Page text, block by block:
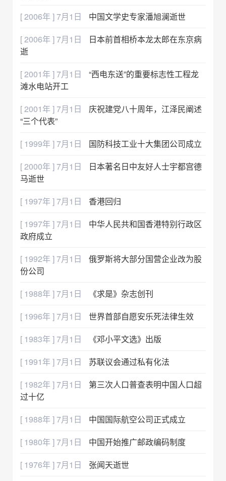
[ 2006年 ] 7月1日
中国文学史专家潘旭澜逝世
[ 2006年 ] 7月1日
日本前首相桥本龙太郎在东京病
逝
[ 2001年 ] 7月1日
“西电东送”的重要标志性工程龙
滩水电站开工
[ 2001年 ] 7月1日
庆祝建党八十周年，江泽民阐述
“三个代表”
[ 1999年 ] 7月1日
国防科技工业十大集团公司成立
[ 2000年 ] 7月1日
日本著名日中友好人士宇都宫德
马逝世
[ 1997年 ] 7月1日
香港回归
[ 1997年 ] 7月1日
中华人民共和国香港特别行政区
政府成立
[ 1992年 ] 7月1日
俄罗斯将大部分国营企业改为股
份公司
[ 1988年 ] 7月1日
《求是》杂志创刊
[ 1996年 ] 7月1日
世界首部自愿安乐死法律生效
[ 1983年 ] 7月1日
《邓小平文选》出版
[ 1991年 ] 7月1日
苏联议会通过私有化法
[ 1982年 ] 7月1日
第三次人口普查表明中国人口超
过十亿
[ 1988年 ] 7月1日
中国国际航空公司正式成立
[ 1980年 ] 7月1日
中国开始推广邮政编码制度
[ 1976年 ] 7月1日
张闻天逝世